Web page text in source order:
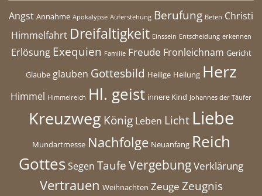
Angst Annahme Apokalypse Auferstehung Berufung Beten Christi
Himmelfahrt Dreifaltigkeit Einssein Entscheidung erkennen
Erlösung Exequien Familie Freude Fronleichnam Gericht
Glaube glauben Gottesbild Heilige Heilung Herz
Himmel Himmelreich Hl. geist innere Kind Johannes der Täufer
Kreuzweg König Leben Licht Liebe
Mundartmesse Nachfolge Neuanfang Reich
Gottes Segen TaufeVergebungVerklärung
Vertrauen Weihnachten Zeuge Zeugnis